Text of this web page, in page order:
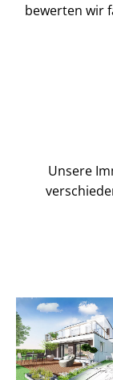
bewerten wir
Unsere